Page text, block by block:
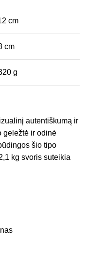
cm
cm
g
autentiškumą ir
geležtė ir odinė
šio tipo
kg svoris suteikia